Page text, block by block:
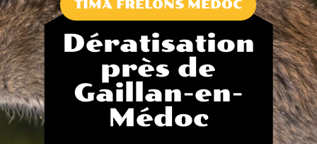
TIMA FRELONS MÉDOC
Dératisation
près de
Gaillan-en-
Médoc